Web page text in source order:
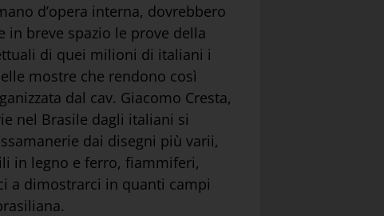
d’opera interna, dovrebbero
in breve spazio le prove della
di quei milioni di italiani i
mostre che rendono così
dal cav. Giacomo Cresta,
nel Brasile dagli italiani si
dai disegni più varii,
in legno e ferro, fiammiferi,
a dimostrarci in quanti campi